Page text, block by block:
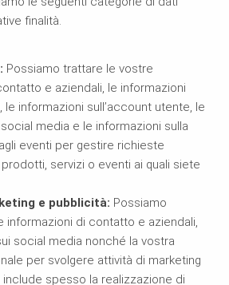
finalità.
Possiamo trattare le vostre
e aziendali, le informazioni
le informazioni sull’account utente, le
media e le informazioni sulla
eventi per gestire richieste
servizi o eventi ai quali siete
e pubblicità: Possiamo
informazioni di contatto e aziendali,
social media nonché la vostra
per svolgere attività di marketing
spesso la realizzazione di